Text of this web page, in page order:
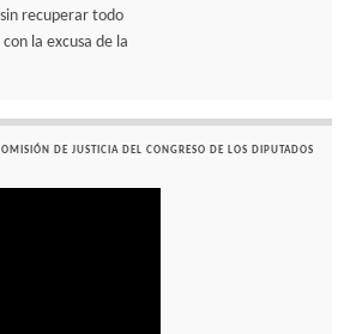
recuperar todo
la excusa de la
DE JUSTICIA DEL CONGRESO DE LOS DIPUTADOS